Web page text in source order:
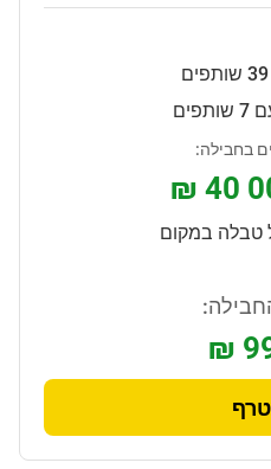
בחבילה:
₪ 40
טבלה במקום
₪